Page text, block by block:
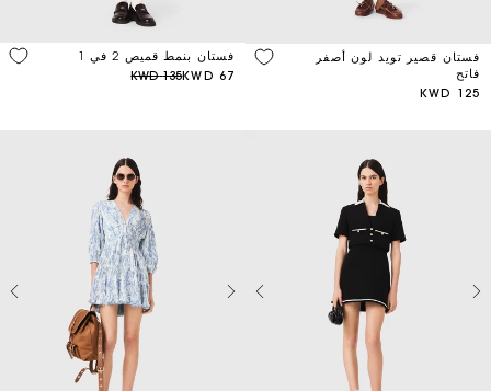
فستان قصير تويد لون أصفر
فاتح
125 KWD
فستان بنمط قميص 2 في 1
67 KWD
135 KWD